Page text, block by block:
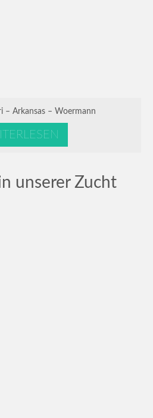
– Arkansas – Woermann
unserer Zucht